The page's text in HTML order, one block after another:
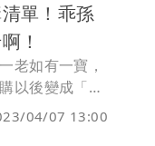
單！乖孫
！
老如有一寶，
以後變成「閃
是憂心？一名
後，阿公閒來
04/07 13:00